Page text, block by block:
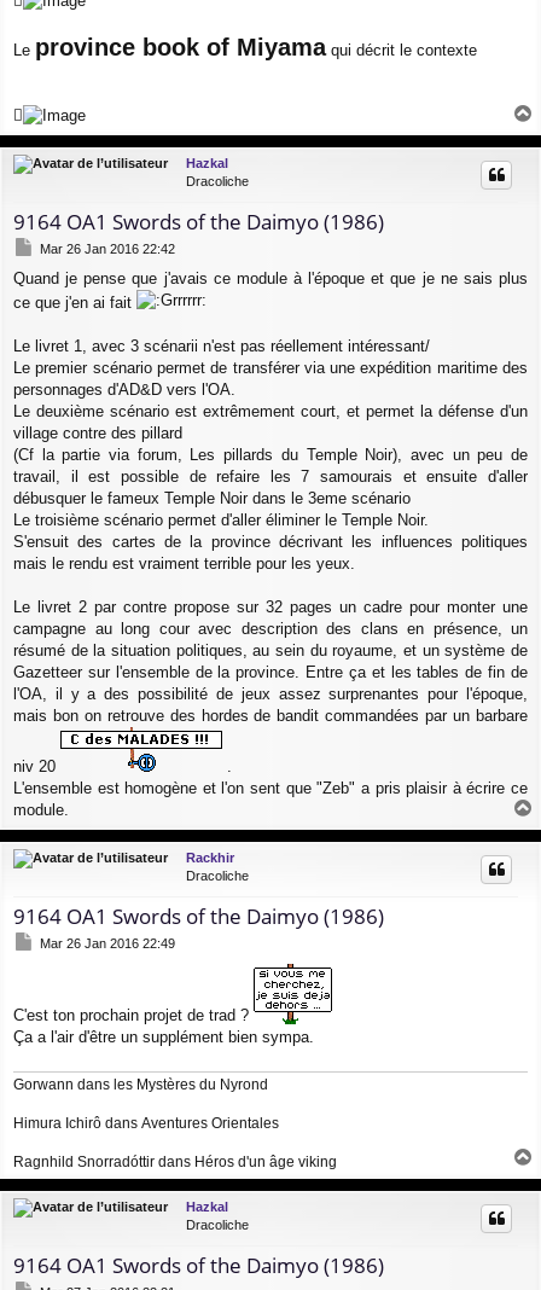
Le province book of Miyamaqui décrit le contexte
a
u
Hazkal
Dracoliche
9164 OA1 Swords of the Daimyo (1986)
M
s
s
e
Mar 26 Jan 2016 22:42
Quand je pense que j'avais ce module à l'époque et que je ne sais plus
ce que j'en ai fait
Le livret 1, avec 3 scénarii n'est pas réellement intéressant/
Le premier scénario permet de transférer via une expédition maritime des
personnages d'AD&D vers l'OA.
Le deuxième scénario est extrêmement court, et permet la défense d'un
village contre des pillard
(Cf la partie via forum, Les pillards du Temple Noir), avec un peu de
travail, il est possible de refaire les 7 samourais et ensuite d'aller
débusquer le fameux Temple Noir dans le 3eme scénario
Le troisième scénario permet d'aller éliminer le Temple Noir.
S'ensuit des cartes de la province décrivant les influences politiques
mais le rendu est vraiment terrible pour les yeux.
Le livret 2 par contre propose sur 32 pages un cadre pour monter une
campagne au long cour avec description des clans en présence, un
résumé de la situation politiques, au sein du royaume, et un système de
Gazetteer sur l'ensemble de la province. Entre ça et les tables de fin de
l'OA, il y a des possibilité de jeux assez surprenantes pour l'époque,
mais bon on retrouve des hordes de bandit commandées par un barbare
niv 20
.
L'ensemble est homogène et l'on sent que "Zeb" a pris plaisir à écrire ce
module.
a
u
Rackhir
Dracoliche
9164 OA1 Swords of the Daimyo (1986)
M
a
g
Mar 26 Jan 2016 22:49
C'est ton prochain projet de trad ?
Ça a l'air d'être un supplément bien sympa.
Gorwann dans les Mystères du Nyrond
Himura Ichirô dans Aventures Orientales
Ragnhild Snorradóttir dans Héros d'un âge viking
a
u
Hazkal
Dracoliche
9164 OA1 Swords of the Daimyo (1986)